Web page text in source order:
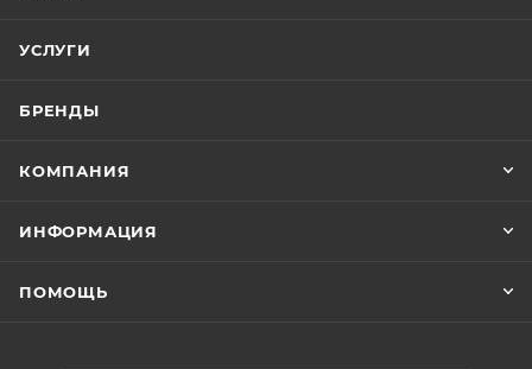
УСЛУГИ
БРЕНДЫ
КОМПАНИЯ
ИНФОРМАЦИЯ
ПОМОЩЬ